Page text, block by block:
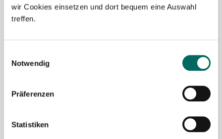
wir Cookies einsetzen und dort bequem eine Auswahl
treffen.
Notwendig
Präferenzen
Statistiken
Ansprechpartner
Ich unterstütze Sie gerne bei der Suche nach einer
Stelle als Apotheker (m|w|d), PTA oder PKA. Bei